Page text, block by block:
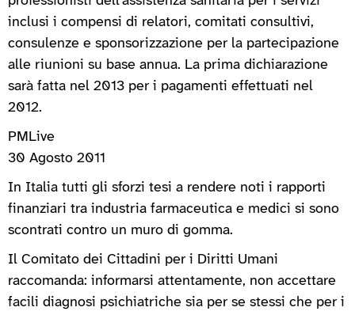
inclusi i compensi di relatori, comitati consultivi,
consulenze e sponsorizzazione per la partecipazione
alle riunioni su base annua. La prima dichiarazione
sarà fatta nel 2013 per i pagamenti effettuati nel
2012.
PMLive
30 Agosto 2011
In Italia tutti gli sforzi tesi a rendere noti i rapporti
finanziari tra industria farmaceutica e medici si sono
scontrati contro un muro di gomma.
Il Comitato dei Cittadini per i Diritti Umani
raccomanda: informarsi attentamente, non accettare
facili diagnosi psichiatriche sia per se stessi che per i